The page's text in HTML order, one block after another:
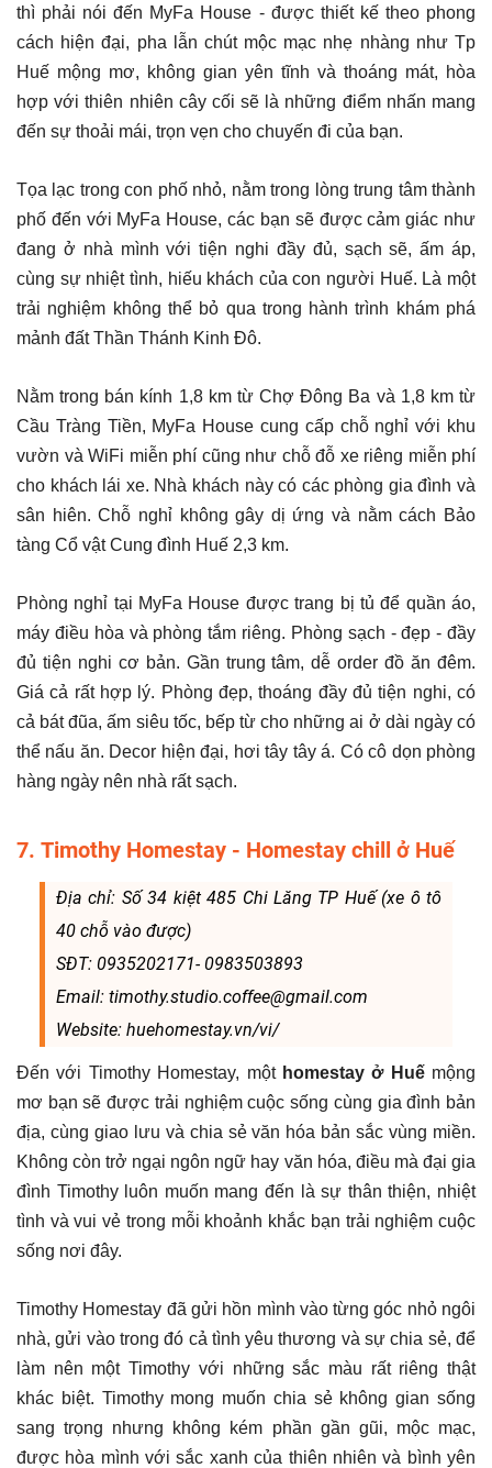
thì phải nói đến MyFa House - được thiết kế theo phong
cách hiện đại, pha lẫn chút mộc mạc nhẹ nhàng như Tp
Huế mộng mơ, không gian yên tĩnh và thoáng mát, hòa
hợp với thiên nhiên cây cối sẽ là những điểm nhấn mang
đến sự thoải mái, trọn vẹn cho chuyến đi của bạn.
Tọa lạc trong con phố nhỏ, nằm trong lòng trung tâm thành
phố đến với MyFa House, các bạn sẽ được cảm giác như
đang ở nhà mình với tiện nghi đầy đủ, sạch sẽ, ấm áp,
cùng sự nhiệt tình, hiếu khách của con người Huế. Là một
trải nghiệm không thể bỏ qua trong hành trình khám phá
mảnh đất Thần Thánh Kinh Đô.
Nằm trong bán kính 1,8 km từ Chợ Đông Ba và 1,8 km từ
Cầu Tràng Tiền, MyFa House cung cấp chỗ nghỉ với khu
vườn và WiFi miễn phí cũng như chỗ đỗ xe riêng miễn phí
cho khách lái xe. Nhà khách này có các phòng gia đình và
sân hiên. Chỗ nghỉ không gây dị ứng và nằm cách Bảo
tàng Cổ vật Cung đình Huế 2,3 km.
Phòng nghỉ tại MyFa House được trang bị tủ để quần áo,
máy điều hòa và phòng tắm riêng. Phòng sạch - đẹp - đầy
đủ tiện nghi cơ bản. Gần trung tâm, dễ order đồ ăn đêm.
Giá cả rất hợp lý. Phòng đẹp, thoáng đầy đủ tiện nghi, có
cả bát đũa, ấm siêu tốc, bếp từ cho những ai ở dài ngày có
thể nấu ăn. Decor hiện đại, hơi tây tây á. Có cô dọn phòng
hàng ngày nên nhà rất sạch.
7. Timothy Homestay - Homestay chill ở Huế
Địa chỉ: Số 34 kiệt 485 Chi Lăng TP Huế (xe ô tô
40 chỗ vào được)
SĐT: 0935202171- 0983503893
Email: timothy.studio.coffee@gmail.com
Website: huehomestay.vn/vi/
Đến với Timothy Homestay, một homestay ở Huếmộng
mơ bạn sẽ được trải nghiệm cuộc sống cùng gia đình bản
địa, cùng giao lưu và chia sẻ văn hóa bản sắc vùng miền.
Không còn trở ngại ngôn ngữ hay văn hóa, điều mà đại gia
đình Timothy luôn muốn mang đến là sự thân thiện, nhiệt
tình và vui vẻ trong mỗi khoảnh khắc bạn trải nghiệm cuộc
sống nơi đây.
Timothy Homestay đã gửi hồn mình vào từng góc nhỏ ngôi
nhà, gửi vào trong đó cả tình yêu thương và sự chia sẻ, để
làm nên một Timothy với những sắc màu rất riêng thật
khác biệt. Timothy mong muốn chia sẻ không gian sống
sang trọng nhưng không kém phần gần gũi, mộc mạc,
được hòa mình với sắc xanh của thiên nhiên và bình yên